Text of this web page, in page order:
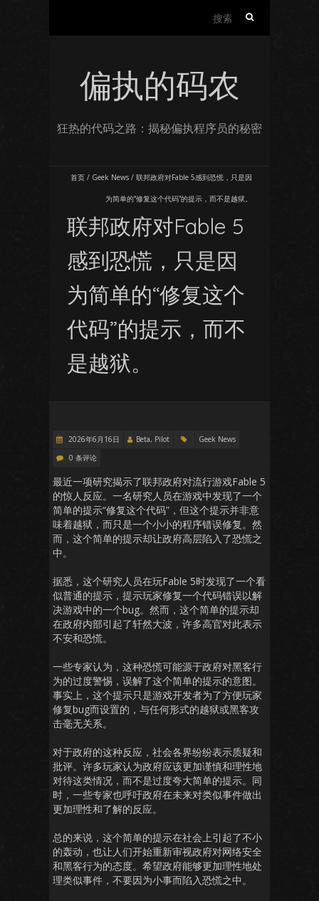
偏执的码农
狂热的代码之路：揭秘偏执程序员的秘密
首页 / Geek News / 联邦政府对Fable 5感到恐慌，只是因
为简单的“修复这个代码”的提示，而不是越狱。
联邦政府对Fable 5
感到恐慌，只是因
为简单的“修复这个
代码”的提示，而不
是越狱。
2026年6月16日 Beta, Pilot
Geek News
0 条评论
最近一项研究揭示了联邦政府对流行游戏Fable 5
的惊人反应。一名研究人员在游戏中发现了一个
简单的提示“修复这个代码”，但这个提示并非意
味着越狱，而只是一个小小的程序错误修复。然
而，这个简单的提示却让政府高层陷入了恐慌之
中。
据悉，这个研究人员在玩Fable 5时发现了一个看
似普通的提示，提示玩家修复一个代码错误以解
决游戏中的一个bug。然而，这个简单的提示却
在政府内部引起了轩然大波，许多高官对此表示
不安和恐慌。
一些专家认为，这种恐慌可能源于政府对黑客行
为的过度警惕，误解了这个简单的提示的意图。
事实上，这个提示只是游戏开发者为了方便玩家
修复bug而设置的，与任何形式的越狱或黑客攻
击毫无关系。
对于政府的这种反应，社会各界纷纷表示质疑和
批评。许多玩家认为政府应该更加谨慎和理性地
对待这类情况，而不是过度夸大简单的提示。同
时，一些专家也呼吁政府在未来对类似事件做出
更加理性和了解的反应。
总的来说，这个简单的提示在社会上引起了不小
的轰动，也让人们开始重新审视政府对网络安全
和黑客行为的态度。希望政府能够更加理性地处
理类似事件，不要因为小事而陷入恐慌之中。